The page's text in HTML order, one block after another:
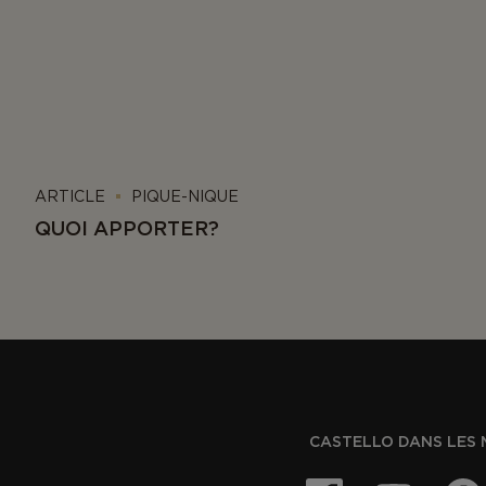
ARTICLE PIQUE-NIQUE
QUOI APPORTER?
CASTELLO DANS LES